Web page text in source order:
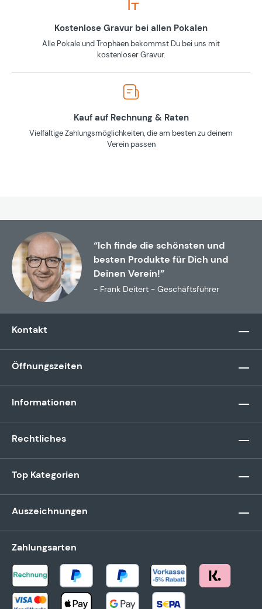
Kostenlose Gravur bei allen Pokalen
Alle Pokale und Trophäen bekommst Du bei uns mit
kostenloser Gravur.
Kauf auf Rechnung & Raten
Vielfältige Zahlungsmöglichkeiten, die am besten zu deinem
Verein passen
“Ich finde die schönsten und
besten Produkte für Dich und
Deinen Verein!”
- Frank Deitert - Geschäftsführer
Kontakt
Öffnungszeiten
Informationen
Rechtliches
Top Kategorien
Auszeichnungen
Zahlungsarten